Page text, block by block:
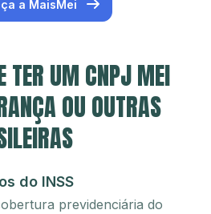
a MaisMei
TER UM CNPJ MEI
OU OUTRAS
do INSS
previdenciária do